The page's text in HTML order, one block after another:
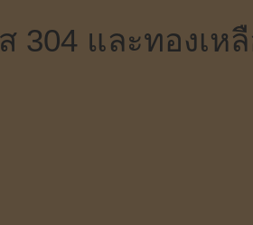
304 และทองเห